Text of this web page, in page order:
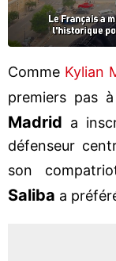
Comme Kylian
premiers pas
Madrid a
défenseur
son
Saliba a